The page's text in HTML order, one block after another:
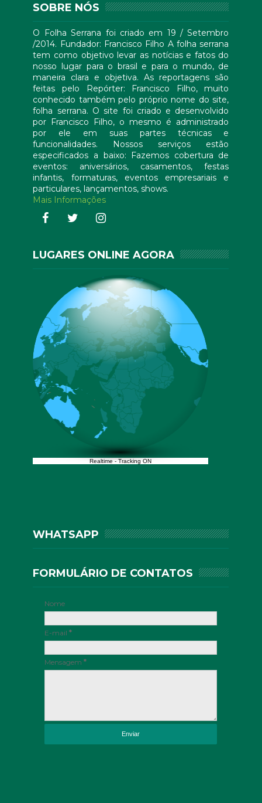
SOBRE NÓS
O Folha Serrana foi criado em 19 / Setembro
/2014. Fundador: Francisco Filho A folha serrana
tem como objetivo levar as notícias e fatos do
nosso lugar para o brasil e para o mundo, de
maneira clara e objetiva. As reportagens são
feitas pelo Repórter: Francisco Filho, muito
conhecido também pelo próprio nome do site,
folha serrana. O site foi criado e desenvolvido
por Francisco Filho, o mesmo é administrado
por ele em suas partes técnicas e
funcionalidades. Nossos serviços estão
especificados a baixo: Fazemos cobertura de
eventos: aniversários, casamentos, festas
infantis, formaturas, eventos empresariais e
particulares, lançamentos, shows.
Mais Informações
LUGARES ONLINE AGORA
Realtime-Tracking ON
WHATSAPP
FORMULÁRIO DE CONTATOS
Nome
E-mail*
Mensagem*